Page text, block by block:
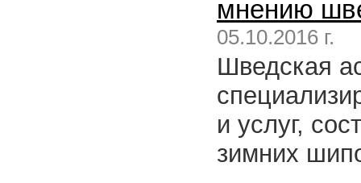
мнению
05.10.2016 г.
Шведская
и услуг,
зимних